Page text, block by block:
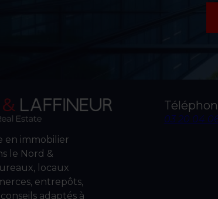
en immobilier
le Nord &
locaux
entrepôts,
adaptés à
03 20 04